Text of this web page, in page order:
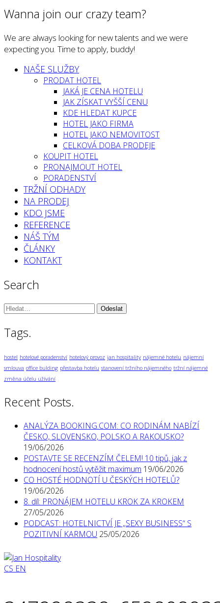
Wanna join our crazy team?
We are always looking for new talents and we were
expecting you. Time to apply, buddy!
NAŠE SLUŽBY
PRODAT HOTEL
JAKÁ JE CENA HOTELU
JAK ZÍSKAT VYŠŠÍ CENU
KDE HLEDAT KUPCE
HOTEL JAKO FIRMA
HOTEL JAKO NEMOVITOST
CELKOVÁ DOBA PRODEJE
KOUPIT HOTEL
PRONAJMOUT HOTEL
PORADENSTVÍ
TRŽNÍ ODHADY
NA PRODEJ
KDO JSME
REFERENCE
NÁŠ TÝM
ČLÁNKY
KONTAKT
Search
Vyhledávání:
Tags.
hostel hotelové poradenství hotelový provoz jan hospitality nájemné hotelu nájemní
smlouva office bulding přestavba hotelu stanovení tržního nájemného tržní nájemné
změna účelu užívání
Recent Posts.
ANALÝZA BOOKING.COM: CO RODINÁM NABÍZÍ
ČESKO, SLOVENSKO, POLSKO A RAKOUSKO?
19/06/2026
POSTAVTE SE RECENZÍM ČELEM! 10 tipů, jak z
hodnocení hostů vytěžit maximum 19/06/2026
CO HOSTÉ HODNOTÍ U ČESKÝCH HOTELŮ?
19/06/2026
8. díl: PRONÁJEM HOTELU KROK ZA KROKEM
27/05/2026
PODCAST: HOTELNICTVÍ JE „SEXY BUSINESS“ S
POZITIVNÍ KARMOU 25/05/2026
CS EN